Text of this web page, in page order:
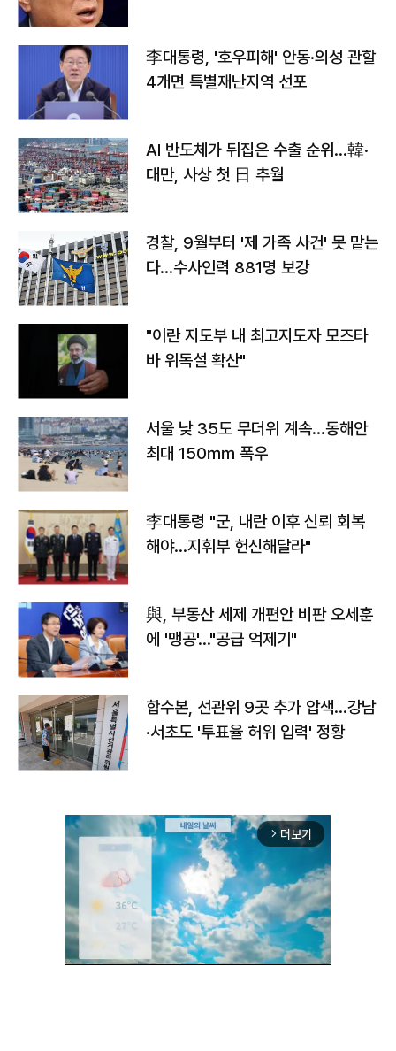
李대통령, '호우피해' 안동·의성 관할
4개면 특별재난지역 선포
AI 반도체가 뒤집은 수출 순위…韓·
대만, 사상 첫 日 추월
경찰, 9월부터 '제 가족 사건' 못 맡는
다…수사인력 881명 보강
"이란 지도부 내 최고지도자 모즈타
바 위독설 확산"
서울 낮 35도 무더위 계속…동해안
최대 150㎜ 폭우
李대통령 "군, 내란 이후 신뢰 회복
해야…지휘부 헌신해달라"
與, 부동산 세제 개편안 비판 오세훈
에 '맹공'…"공급 억제기"
합수본, 선관위 9곳 추가 압색…강남
·서초도 '투표율 허위 입력' 정황
arrow_forward_ios 더보기